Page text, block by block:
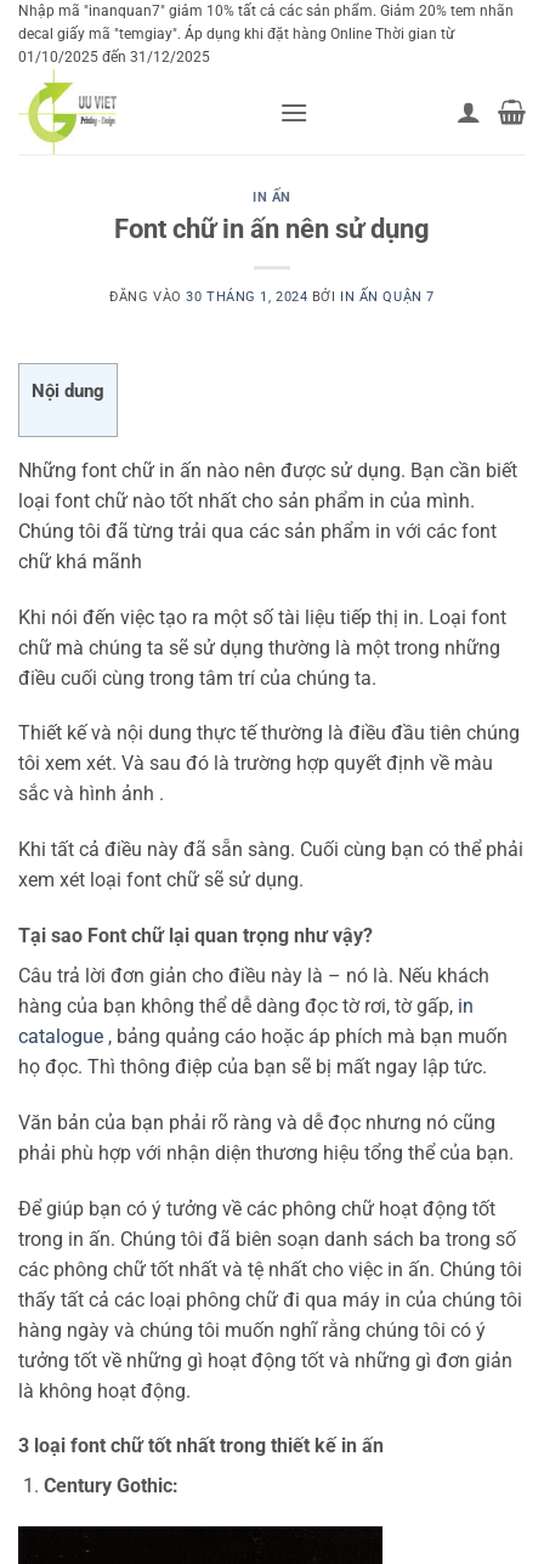
Bỏ
qua
dung
Nhập mã "inanquan7" giảm 10% tất cả các sản phẩm. Giảm 20% tem nhãn
decal giấy mã "temgiay". Áp dụng khi đặt hàng Online Thời gian từ
01/10/2025 đến 31/12/2025
IN ẤN
Font chữ in ấn nên sử dụng
ĐĂNG VÀO30 THÁNG 1, 2024 BỞI IN ẤN QUẬN 7
Nội dung
Những font chữ in ấn nào nên được sử dụng. Bạn cần biết
loại font chữ nào tốt nhất cho sản phẩm in của mình.
Chúng tôi đã từng trải qua các sản phẩm in với các font
chữ khá mãnh
Khi nói đến việc tạo ra một số tài liệu tiếp thị in. Loại font
chữ mà chúng ta sẽ sử dụng thường là một trong những
điều cuối cùng trong tâm trí của chúng ta.
Thiết kế và nội dung thực tế thường là điều đầu tiên chúng
tôi xem xét. Và sau đó là trường hợp quyết định về màu
sắc và hình ảnh .
Khi tất cả điều này đã sẵn sàng. Cuối cùng bạn có thể phải
xem xét loại font chữ sẽ sử dụng.
Tại sao Font chữ lại quan trọng như vậy?
Câu trả lời đơn giản cho điều này là – nó là. Nếu khách
hàng của bạn không thể dễ dàng đọc tờ rơi, tờ gấp, in
catalogue , bảng quảng cáo hoặc áp phích mà bạn muốn
họ đọc. Thì thông điệp của bạn sẽ bị mất ngay lập tức.
Văn bản của bạn phải rõ ràng và dễ đọc nhưng nó cũng
phải phù hợp với nhận diện thương hiệu tổng thể của bạn.
Để giúp bạn có ý tưởng về các phông chữ hoạt động tốt
trong in ấn. Chúng tôi đã biên soạn danh sách ba trong số
các phông chữ tốt nhất và tệ nhất cho việc in ấn. Chúng tôi
thấy tất cả các loại phông chữ đi qua máy in của chúng tôi
hàng ngày và chúng tôi muốn nghĩ rằng chúng tôi có ý
tưởng tốt về những gì hoạt động tốt và những gì đơn giản
là không hoạt động.
3 loại font chữ tốt nhất trong thiết kế in ấn
Century Gothic: